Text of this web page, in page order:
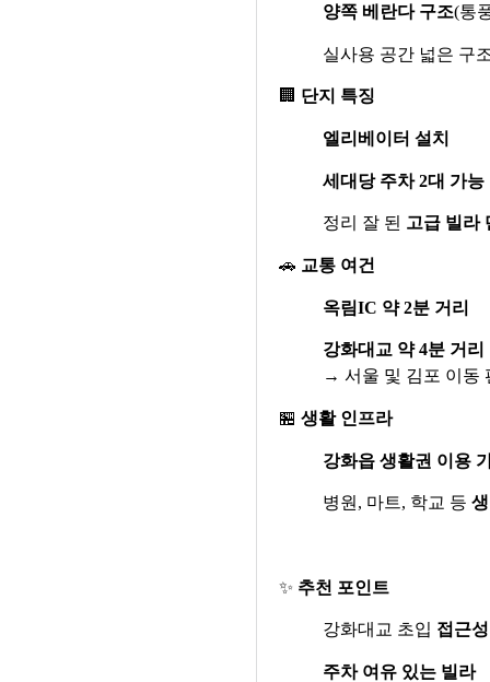
양쪽 베란다 구조(통
실사용 공간 넓은 구
🏢 단지 특징
엘리베이터 설치
세대당 주차2대 가능
정리 잘 된 고급 빌라
🚗 교통 여건
옥림IC 약2분 거리
강화대교 약4분 거리
→ 서울 및 김포 이동
🏪 생활 인프라
강화읍 생활권 이용
병원 , 마트, 학교 등
✨ 추천 포인트
강화대교 초입 접근
주차 여유 있는 빌라